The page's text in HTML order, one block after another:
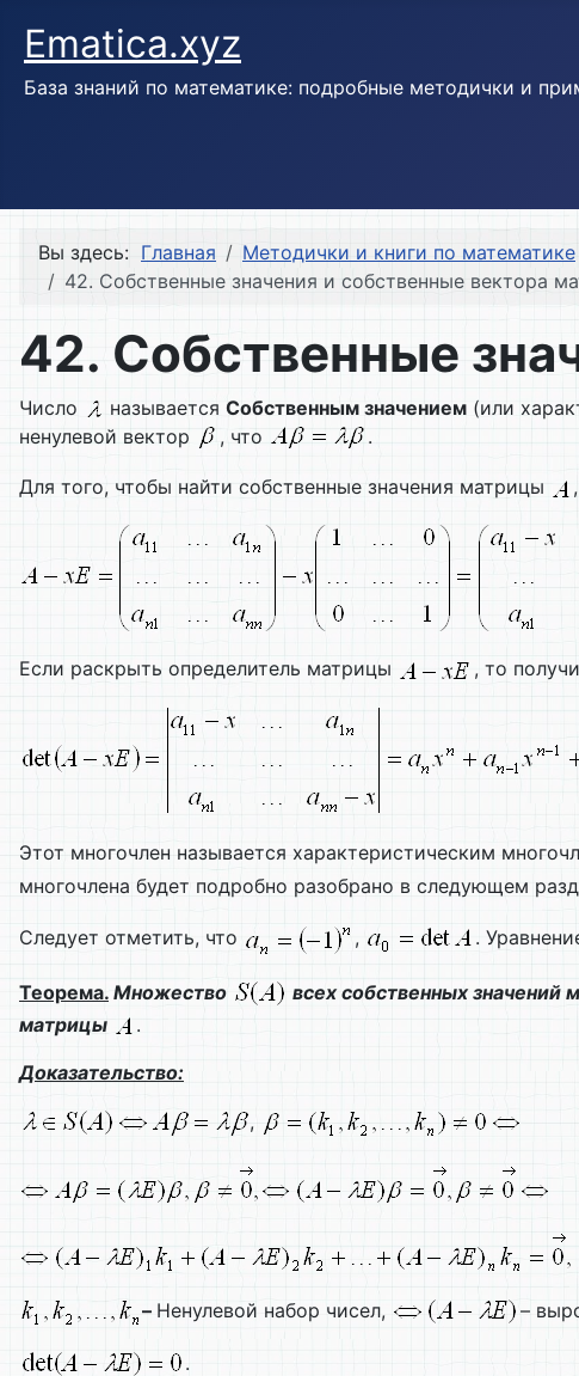
Ematica.xyz
База знаний по математике: подробные методички и
Вы здесь: Главная Методички и книги по математике
42. Собственные значения и собственные вектора
42. Собственные
Число называется Собственным значением (или
ненулевой вектор
, что .
Для того, чтобы найти собственные значения матрицы
Если раскрыть определитель матрицы , то
Этот многочлен называется характеристическим
многочлена будет подробно разобрано в следующем
Следует отметить, что , .
Теорема. Множество всех собственных значений
матрицы
.
Доказательство:
,
– Ненулевой набор чисел, –
.